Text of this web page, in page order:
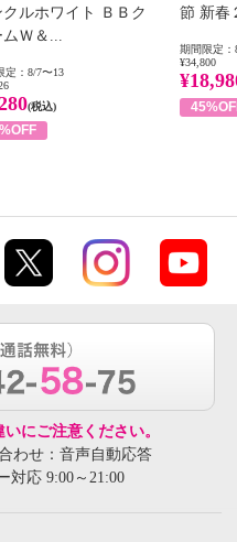
クルホワイト ＢＢク
ムＷ＆...
定：8/7〜13
(税込)
節 新春
期間限定：
¥34,800
にご注意ください。
わせ：音声自動応答
対応 9:00～21:00